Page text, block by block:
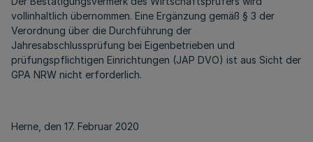
vollinhaltlich übernommen. Eine Ergänzung gemäß § 3 der
Verordnung über die Durchführung der
Jahresabschlussprüfung bei Eigenbetrieben und
prüfungspflichtigen Einrichtungen (JAP DVO) ist aus Sicht der
GPA NRW nicht erforderlich.
Herne, den 17. Februar 2020